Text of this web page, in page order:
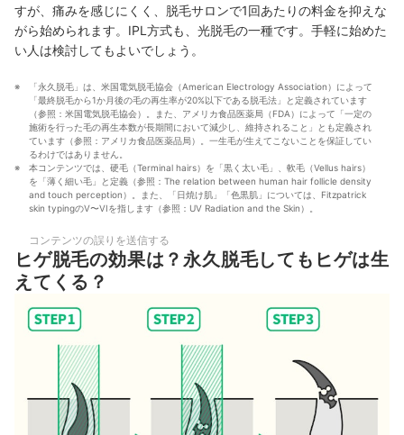
すが、痛みを感じにくく、脱毛サロンで1回あたりの料金を抑えな
がら始められます。IPL方式も、光脱毛の一種です。手軽に始めた
い人は検討してもよいでしょう。
「永久脱毛」は、米国電気脱毛協会（American Electrology Association）によって
「最終脱毛から1か月後の毛の再生率が20%以下である脱毛法」と定義されています
（参照：米国電気脱毛協会）。また、アメリカ食品医薬局（FDA）によって「一定の
施術を行った毛の再生本数が長期間において減少し、維持されること」とも定義され
ています（参照：アメリカ食品医薬品局）。一生毛が生えてこないことを保証してい
るわけではありません。
本コンテンツでは、硬毛（Terminal hairs）を「黒く太い毛」、軟毛（Vellus hairs）
を「薄く細い毛」と定義（参照：The relation between human hair follicle density
and touch perception）。また、「日焼け肌」「色黒肌」については、Fitzpatrick
skin typingのV〜VIを指します（参照：UV Radiation and the Skin）。
コンテンツの誤りを送信する
ヒゲ脱毛の効果は？永久脱毛してもヒゲは生
えてくる？